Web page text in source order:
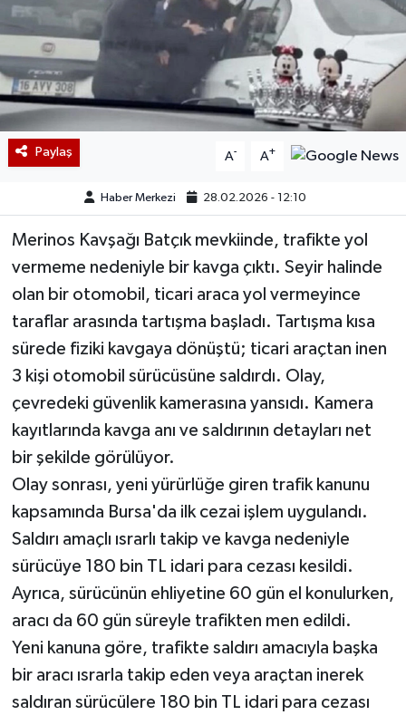
Paylaş A- A+
Haber Merkezi 28.02.2026 - 12:10
Merinos Kavşağı Batçık mevkiinde, trafikte yol
vermeme nedeniyle bir kavga çıktı. Seyir halinde
olan bir otomobil, ticari araca yol vermeyince
taraflar arasında tartışma başladı. Tartışma kısa
sürede fiziki kavgaya dönüştü; ticari araçtan inen
3 kişi otomobil sürücüsüne saldırdı. Olay,
çevredeki güvenlik kamerasına yansıdı. Kamera
kayıtlarında kavga anı ve saldırının detayları net
bir şekilde görülüyor.
Olay sonrası, yeni yürürlüğe giren trafik kanunu
kapsamında Bursa'da ilk cezai işlem uygulandı.
Saldırı amaçlı ısrarlı takip ve kavga nedeniyle
sürücüye 180 bin TL idari para cezası kesildi.
Ayrıca, sürücünün ehliyetine 60 gün el konulurken,
aracı da 60 gün süreyle trafikten men edildi.
Yeni kanuna göre, trafikte saldırı amacıyla başka
bir aracı ısrarla takip eden veya araçtan inerek
saldıran sürücülere 180 bin TL idari para cezası